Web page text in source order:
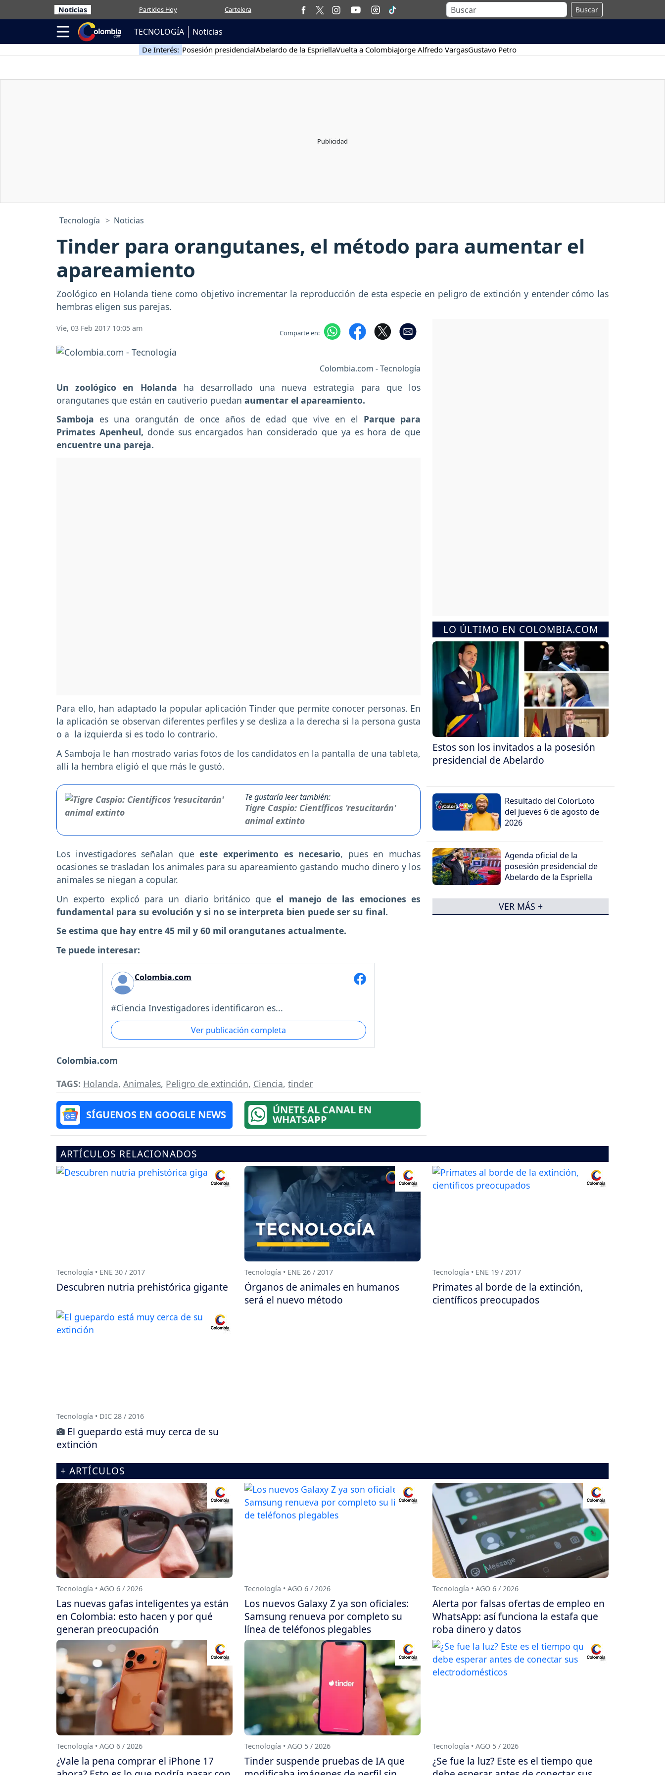
Noticias Partidos Hoy Cartelera Buscar
TECNOLOGÍA Noticias
De Interés: Posesión presidencialAbelardo de la EspriellaVuelta a ColombiaJorge Alfredo VargasGustavo Petro
Tecnología Noticias
Tinder para orangutanes, el método para aumentar el
apareamiento
Zoológico en Holanda tiene como objetivo incrementar la reproducción de esta especie en peligro de extinción y entender cómo las
hembras eligen sus parejas.
Vie, 03 Feb 2017 10:05 am Comparte en:
Colombia.com - Tecnología
Un zoológico en Holanda ha desarrollado una nueva estrategia para que los
orangutanes que están en cautiverio puedan aumentar el apareamiento.
Samboja es una orangután de once años de edad que vive en el Parque para
Primates Apenheul, donde sus encargados han considerado que ya es hora de que
encuentre una pareja.
Para ello, han adaptado la popular aplicación Tinder que permite conocer personas. En
la aplicación se observan diferentes perfiles y se desliza a la derecha si la persona gusta
o a la izquierda si es todo lo contrario.
A Samboja le han mostrado varias fotos de los candidatos en la pantalla de una tableta,
allí la hembra eligió el que más le gustó.
Te gustaría leer también:
Tigre Caspio: Científicos 'resucitarán'
animal extinto
Los investigadores señalan queeste experimento es necesario, pues en muchas
ocasiones se trasladan los animales para su apareamiento gastando mucho dinero y los
animales se niegan a copular.
Un experto explicó para un diario británico queel manejo de las emociones es
fundamental para su evolución y si no se interpreta bien puede ser su final.
Se estima que hay entre 45 mil y 60 mil orangutanes actualmente.
Te puede interesar:
Colombia.com
#Ciencia Investigadores identificaron es...
Ver publicación completa
Colombia.com
TAGS: Holanda, Animales, Peligro de extinción, Ciencia, tinder
SÍGUENOS EN GOOGLE NEWS ÚNETE AL CANAL EN
WHATSAPP
LO ÚLTIMO EN COLOMBIA.COM
Estos son los invitados a la posesión
presidencial de Abelardo
Resultado del ColorLoto
del jueves 6 de agosto de
2026
Agenda oficial de la
posesión presidencial de
Abelardo de la Espriella
VER MÁS +
ARTÍCULOS RELACIONADOS
Tecnología • ENE 30 / 2017
Descubren nutria prehistórica gigante
Tecnología • ENE 26 / 2017
Órganos de animales en humanos
será el nuevo método
Tecnología • ENE 19 / 2017
Primates al borde de la extinción,
científicos preocupados
Tecnología • DIC 28 / 2016
El guepardo está muy cerca de su
extinción
+ ARTÍCULOS
Tecnología • AGO 6 / 2026
Las nuevas gafas inteligentes ya están
en Colombia: esto hacen y por qué
generan preocupación
Tecnología • AGO 6 / 2026
Los nuevos Galaxy Z ya son oficiales:
Samsung renueva por completo su
línea de teléfonos plegables
Tecnología • AGO 6 / 2026
Alerta por falsas ofertas de empleo en
WhatsApp: así funciona la estafa que
roba dinero y datos
Tecnología • AGO 6 / 2026
¿Vale la pena comprar el iPhone 17
Tecnología • AGO 5 / 2026
Tinder suspende pruebas de IA que
Tecnología • AGO 5 / 2026
¿Se fue la luz? Este es el tiempo que